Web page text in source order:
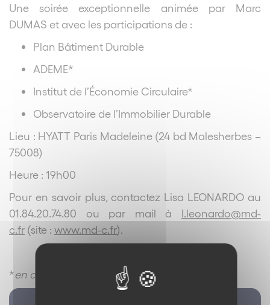
Une soirée exceptionnelle animée par Marc
DUMAS et avec les participations de :
Plan Bâtiment Durable
ADEME*
Institut de l’Économie Circulaire*
Observatoire de l’Immobilier Durable
Lieu : HYATT Paris Madeleine (24 bd Malesherbes –
75008)
Heure : 19h00
Pour en savoir plus, contactez Lisa LEONARDO au
01.84.20.74.80 ou par mail à l.leonardo@md-
c.fr (site : www.md-c.fr).
*en cours de confirmation